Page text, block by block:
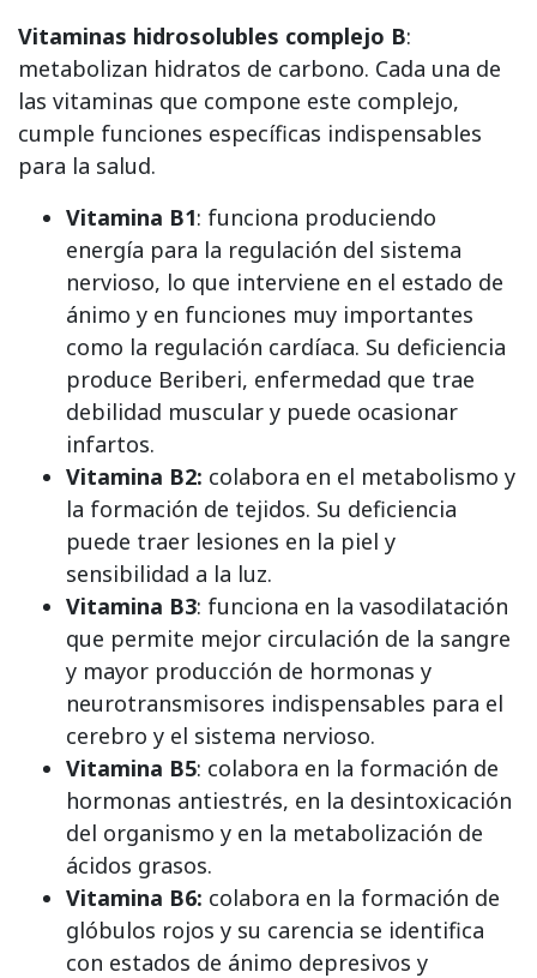
Vitaminas hidrosolubles complejo B:
metabolizan hidratos de carbono. Cada una de
las vitaminas que compone este complejo,
cumple funciones específicas indispensables
para la salud.
Vitamina B1: funciona produciendo
energía para la regulación del sistema
nervioso, lo que interviene en el estado de
ánimo y en funciones muy importantes
como la regulación cardíaca. Su deficiencia
produce Beriberi, enfermedad que trae
debilidad muscular y puede ocasionar
infartos.
Vitamina B2: colabora en el metabolismo y
la formación de tejidos. Su deficiencia
puede traer lesiones en la piel y
sensibilidad a la luz.
Vitamina B3: funciona en la vasodilatación
que permite mejor circulación de la sangre
y mayor producción de hormonas y
neurotransmisores indispensables para el
cerebro y el sistema nervioso.
Vitamina B5: colabora en la formación de
hormonas antiestrés, en la desintoxicación
del organismo y en la metabolización de
ácidos grasos.
Vitamina B6: colabora en la formación de
glóbulos rojos y su carencia se identifica
con estados de ánimo depresivos y